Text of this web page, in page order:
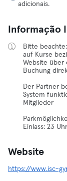
adicionais.
Informação
Bitte
auf Kurse
Website über
Buchung
Der Partner
System
Mitglieder
Einlass: 23
Website
https://www.isc-